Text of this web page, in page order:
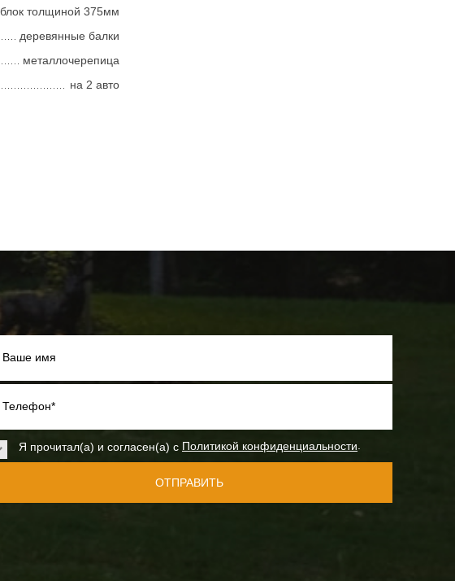
толщиной 375мм
деревянные балки
металлочерепица
на 2 авто
Ваше имя
Телефон*
Я прочитал(а) и согласен(а) с Политикой конфиденциальности.
ОТПРАВИТЬ